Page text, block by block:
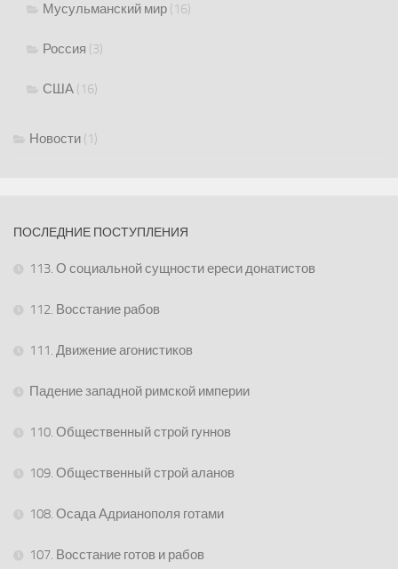
Мусульманский мир (16)
Россия (3)
США (16)
Новости (1)
ПОСЛЕДНИЕ ПОСТУПЛЕНИЯ
113. О социальной сущности ереси донатистов
112. Восстание рабов
111. Движение агонистиков
Падение западной римской империи
110. Общественный строй гуннов
109. Общественный строй аланов
108. Осада Адрианополя готами
107. Восстание готов и рабов